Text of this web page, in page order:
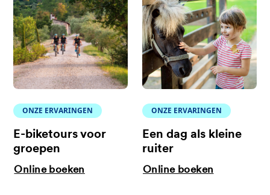
ONZE ERVARINGEN
E-biketours voor
groepen
Online boeken
ONZE ERVARINGEN
Een dag als kleine
ruiter
Online boeken